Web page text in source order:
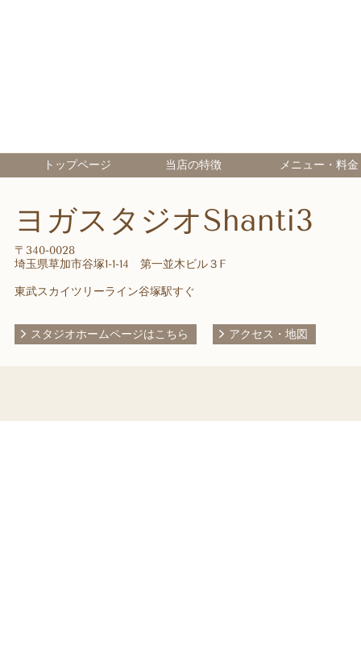
トップページ 当店の特徴 メニュー・料金
ヨガスタジオShanti3
〒340-0028
埼玉県草加市谷塚1-1-14 第一並木ビル３F
東武スカイツリーライン谷塚駅すぐ
スタジオホームページはこちら アクセス・地図